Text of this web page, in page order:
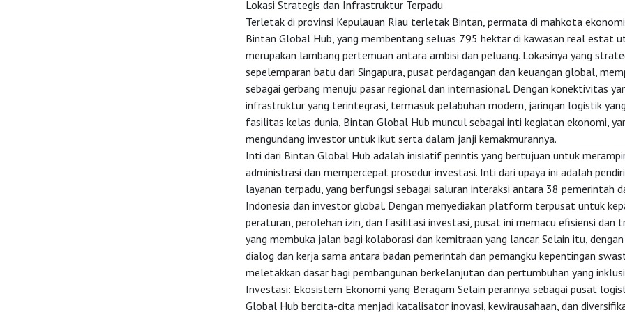
Lokasi Strategis dan Infrastruktur Terpadu
Terletak di provinsi Kepulauan Riau terletak Bintan, permata di mahkota
Bintan Global Hub, yang membentang seluas 795 hektar di kawasan real estat
merupakan lambang pertemuan antara ambisi dan peluang. Lokasinya yang
sepelemparan batu dari Singapura, pusat perdagangan dan keuangan global,
sebagai gerbang menuju pasar regional dan internasional. Dengan konektivitas
infrastruktur yang terintegrasi, termasuk pelabuhan modern, jaringan logistik
fasilitas kelas dunia, Bintan Global Hub muncul sebagai inti kegiatan ekonomi,
mengundang investor untuk ikut serta dalam janji kemakmurannya.
Inti dari Bintan Global Hub adalah inisiatif perintis yang bertujuan untuk
administrasi dan mempercepat prosedur investasi. Inti dari upaya ini adalah
layanan terpadu, yang berfungsi sebagai saluran interaksi antara 38 pemerintah
Indonesia dan investor global. Dengan menyediakan platform terpusat untuk
peraturan, perolehan izin, dan fasilitasi investasi, pusat ini memacu efisiensi dan
yang membuka jalan bagi kolaborasi dan kemitraan yang lancar. Selain itu,
dialog dan kerja sama antara badan pemerintah dan pemangku kepentingan
meletakkan dasar bagi pembangunan berkelanjutan dan pertumbuhan yang
Investasi: Ekosistem Ekonomi yang Beragam Selain perannya sebagai pusat
Global Hub bercita-cita menjadi katalisator inovasi, kewirausahaan, dan